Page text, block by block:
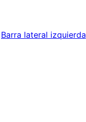
Barra lateral izquierda